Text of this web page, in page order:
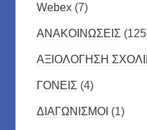
Webex (7)
ΑΝΑΚΟΙΝΩΣΕΙΣ
ΑΞΙΟΛΟΓΗΣΗ
ΓΟΝΕΙΣ (4)
ΔΙΑΓΩΝΙΣΜΟΙ (1)